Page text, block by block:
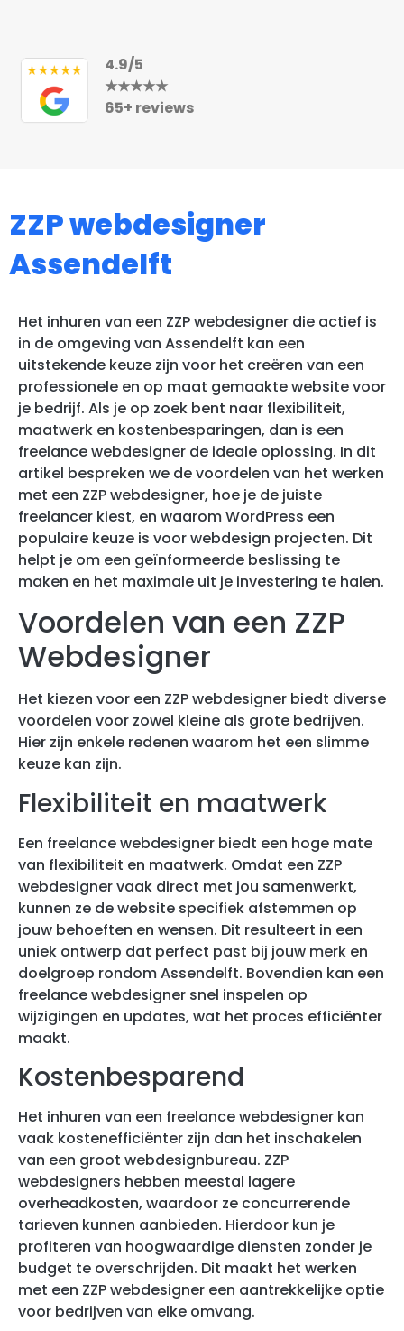
4.9/5
★★★★★
65+ reviews
ZZP webdesigner
Assendelft
Het inhuren van een ZZP webdesigner die actief is
in de omgeving van Assendelft kan een
uitstekende keuze zijn voor het creëren van een
professionele en op maat gemaakte website voor
je bedrijf. Als je op zoek bent naar flexibiliteit,
maatwerk en kostenbesparingen, dan is een
freelance webdesigner de ideale oplossing. In dit
artikel bespreken we de voordelen van het werken
met een ZZP webdesigner, hoe je de juiste
freelancer kiest, en waarom WordPress een
populaire keuze is voor webdesign projecten. Dit
helpt je om een geïnformeerde beslissing te
maken en het maximale uit je investering te halen.
Voordelen van een ZZP
Webdesigner
Het kiezen voor een ZZP webdesigner biedt diverse
voordelen voor zowel kleine als grote bedrijven.
Hier zijn enkele redenen waarom het een slimme
keuze kan zijn.
Flexibiliteit en maatwerk
Een freelance webdesigner biedt een hoge mate
van flexibiliteit en maatwerk. Omdat een ZZP
webdesigner vaak direct met jou samenwerkt,
kunnen ze de website specifiek afstemmen op
jouw behoeften en wensen. Dit resulteert in een
uniek ontwerp dat perfect past bij jouw merk en
doelgroep rondom Assendelft. Bovendien kan een
freelance webdesigner snel inspelen op
wijzigingen en updates, wat het proces efficiënter
maakt.
Kostenbesparend
Het inhuren van een freelance webdesigner kan
vaak kostenefficiënter zijn dan het inschakelen
van een groot webdesignbureau. ZZP
webdesigners hebben meestal lagere
overheadkosten, waardoor ze concurrerende
tarieven kunnen aanbieden. Hierdoor kun je
profiteren van hoogwaardige diensten zonder je
budget te overschrijden. Dit maakt het werken
met een ZZP webdesigner een aantrekkelijke optie
voor bedrijven van elke omvang.